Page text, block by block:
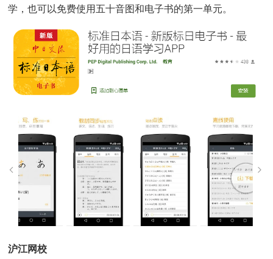
学，也可以免费使用五十音图和电子书的第一单元。
沪江网校